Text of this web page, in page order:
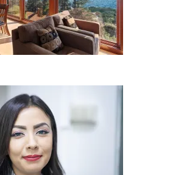
Kaip miegamojo atmosfera
veikia odos senėjimą?
2026-06-01